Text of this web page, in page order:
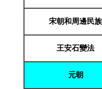
宋朝和周邊民族
王安石變法
元朝